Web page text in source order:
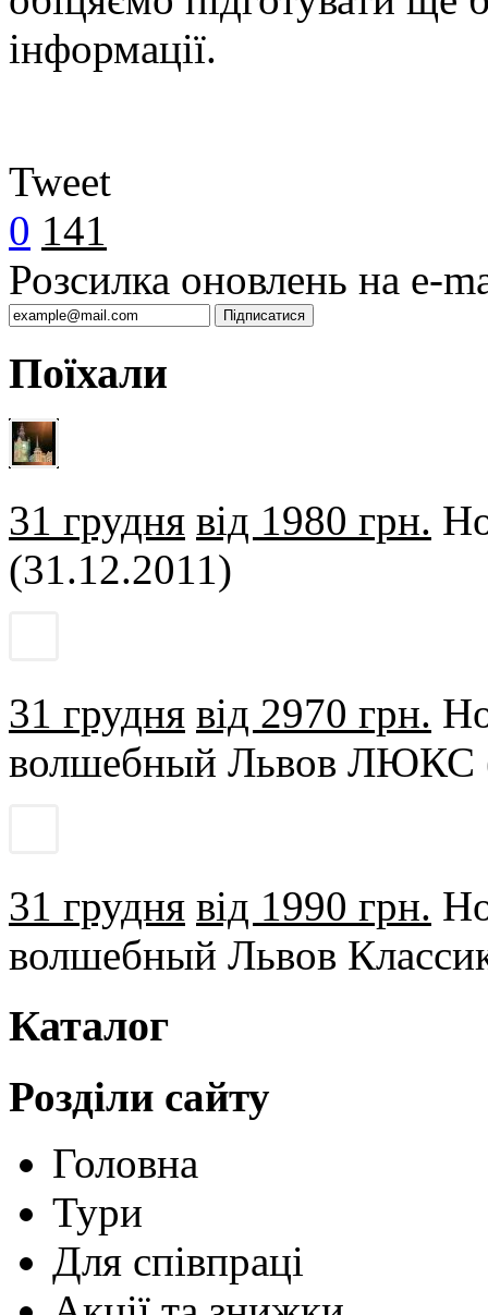
інформації.
Tweet
0 141
Розсилка оновлень на e-
Поїхали
31 грудня від 1980 грн.
(31.12.2011)
31 грудня від 2970 грн.
волшебный Львов ЛЮКС
31 грудня від 1990 грн.
волшебный Львов
Каталог
Розділи сайту
Головна
Тури
Для cпівпраці